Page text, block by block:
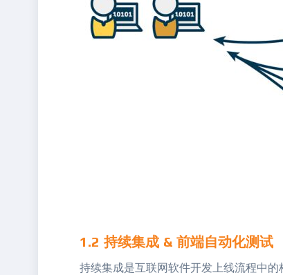
1.2 持续集成 & 前端自动化测试
持续集成是互联网软件开发上线流程中